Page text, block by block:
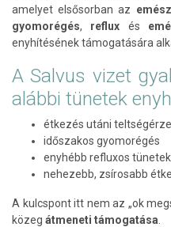
amelyet elsősorban az
gyomorégés, reflux és
enyhítésének támogatására
A Salvus vizet
alábbi tünetek
étkezés utáni
időszakos gyomorégés
enyhébb refluxos tünetek
nehezebb, zsírosabb
A kulcspont itt nem az „ok
közeg átmeneti támogatása